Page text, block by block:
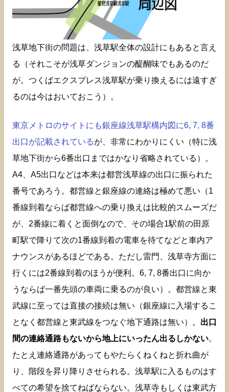
浅草地下街の問題は、浅草駅全体の設計にもあると言え
る（それこそが浅草ダンジョンの醍醐味でもあるのだ
が。つくばエクスプレス浅草駅が乗り換えるには遠すぎ
るのは今はおいておこう）。
東京メトロのサイトにも銀座線浅草駅構内図に6, 7, 8番
出口が記載されているが、非常にわかりにくい（特に浅
草地下街から6番出口まではかなり省略されている）。
A4、A5出口などは本来は都営浅草線の出口に振られた
番号であろう。都営線と銀座線の連絡は極めて悪い（1
番線到着ならば都営線への乗り換えは比較的スムーズだ
が、2番線に着くと面倒なので、その場合1駅前の田原
町駅で降りて次の1番線到着の電車を待てなどと車内ア
ナウンスがあるほどである。ただし雷門、浅草寺方面に
行くには2番線到着のほうが便利。6, 7, 8番出口に向か
うならば一番先頭の車両に乗るのが良い）。都営線と東
武線に至っては直接の接続は無い（銀座線に入場するこ
となく都営線と東武線をつなぐ地下通路は無い）。 出口
間の連絡通路もないから地上にいったん出るしかない。
たとえ連絡通路があってもやたらくねくねと折れ曲が
り、階段を昇り降りさせられる。浅草駅に入るものはす
べての希望を捨てねばならない。浅草寺もしくは東武方